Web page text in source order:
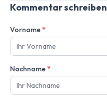
Kommentar schreiben
Vorname*
Nachname*